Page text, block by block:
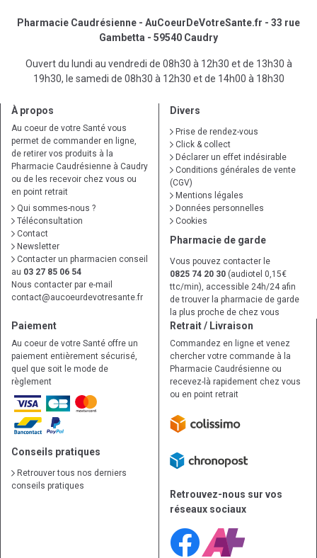
Pharmacie Caudrésienne - AuCoeurDeVotreSante.fr - 33 rue
Gambetta - 59540 Caudry
Ouvert du lundi au vendredi de 08h30 à 12h30 et de 13h30 à
19h30, le samedi de 08h30 à 12h30 et de 14h00 à 18h30
À propos
Au coeur de votre Santé vous
permet de commander en ligne,
de retirer vos produits à la
Pharmacie Caudrésienne à Caudry
ou de les recevoir chez vous ou
en point retrait
Qui sommes-nous ?
Téléconsultation
Contact
Newsletter
Contacter un pharmacien conseil
au 03 27 85 06 54
Nous contacter par e-mail
contact@aucoeurdevotresante.fr
Divers
Prise de rendez-vous
Click & collect
Déclarer un effet indésirable
Conditions générales de vente
(CGV)
Mentions légales
Données personnelles
Cookies
Pharmacie de garde
Vous pouvez contacter le
0825 74 20 30 (audiotel 0,15€
ttc/min), accessible 24h/24 afin
de trouver la pharmacie de garde
la plus proche de chez vous
Paiement
Au coeur de votre Santé offre un
paiement entièrement sécurisé,
quel que soit le mode de
règlement
Conseils pratiques
Retrouver tous nos derniers
conseils pratiques
Retrait / Livraison
Commandez en ligne et venez
chercher votre commande à la
Pharmacie Caudrésienne ou
recevez-là rapidement chez vous
ou en point retrait
Retrouvez-nous sur vos
réseaux sociaux